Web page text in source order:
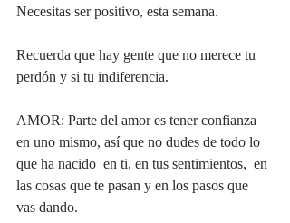
Necesitas ser positivo, esta semana.
Recuerda que hay gente que no merece tu
perdón y si tu indiferencia.
AMOR: Parte del amor es tener confianza
en uno mismo, así que no dudes de todo lo
que ha nacido  en ti, en tus sentimientos,  en
las cosas que te pasan y en los pasos que
vas dando.